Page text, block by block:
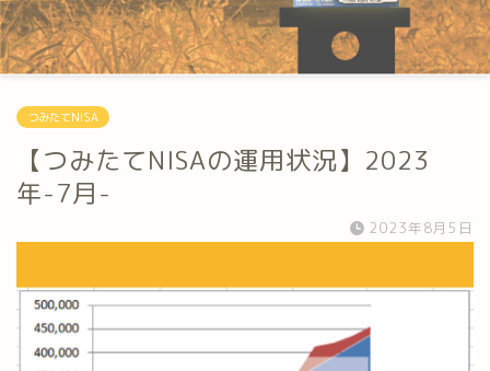
つみたてNISA
【つみたてNISAの運用状況】2023
年-7月-
2023年8月5日